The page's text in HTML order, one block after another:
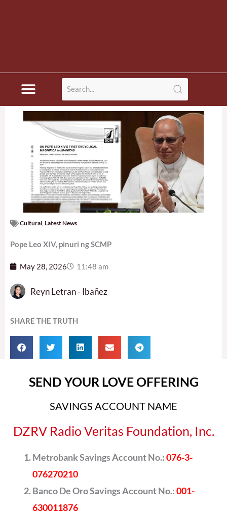
Cultural Latest News
Pope Leo XIV, pinuri ng SCMP
May 28, 2026 11:48 am
Reyn Letran - Ibañez
SHARE THE TRUTH
SEND YOUR LOVE OFFERING
SAVINGS ACCOUNT NAME
DZRV Radio Veritas Foundation, Inc.
Metrobank Savings Account No.:076-3-
076270210
Banco De Oro Savings Account No.:001-
630011876